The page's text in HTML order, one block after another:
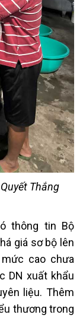
Thắng
thông tin Bộ
giá sơ bộ lên
cao chưa
DN xuất khẩu
liệu. Thêm
thương trong